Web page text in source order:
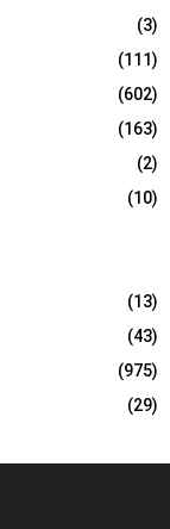
(3)
(111)
(602)
(163)
(2)
(10)
(13)
(43)
(975)
(29)